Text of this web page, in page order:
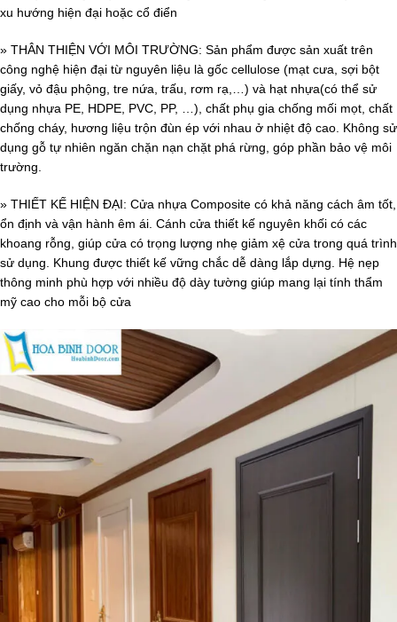
xu hướng hiện đại hoặc cổ điển
» THÂN THIỆN VỚI MÔI TRƯỜNG: Sản phẩm được sản xuất trên
công nghệ hiện đại từ nguyên liệu là gốc cellulose (mạt cưa, sợi bột
giấy, vỏ đậu phộng, tre nứa, trấu, rơm rạ,…) và hạt nhựa(có thể sử
dụng nhựa PE, HDPE, PVC, PP, …), chất phụ gia chống mối mọt, chất
chống cháy, hương liệu trộn đùn ép với nhau ở nhiệt độ cao. Không sử
dụng gỗ tự nhiên ngăn chặn nạn chặt phá rừng, góp phần bảo vệ môi
trường.
» THIẾT KẾ HIỆN ĐẠI: Cửa nhựa Composite có khả năng cách âm tốt,
ổn định và vận hành êm ái. Cánh cửa thiết kế nguyên khối có các
khoang rỗng, giúp cửa có trọng lượng nhẹ giảm xệ cửa trong quá trình
sử dụng. Khung được thiết kế vững chắc dễ dàng lắp dựng. Hệ nẹp
thông minh phù hợp với nhiều độ dày tường giúp mang lại tính thẩm
mỹ cao cho mỗi bộ cửa